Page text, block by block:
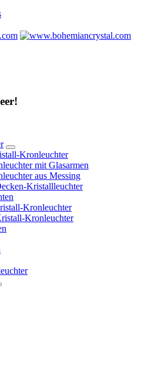
Kronleuchter
mit Glasarmen
aus Messing
Kristallleuchter
Kronleuchter
Kronleuchter